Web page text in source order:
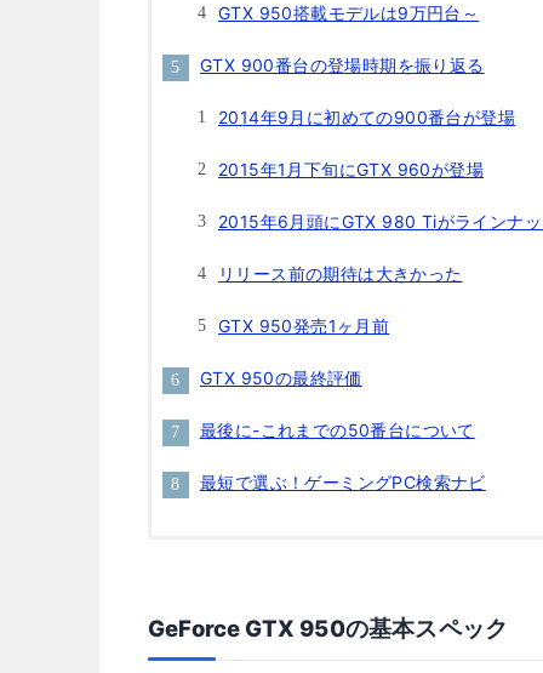
GTX 950搭載モデルは9万円台～
GTX 900番台の登場時期を振り返る
2014年9月に初めての900番台が登場
2015年1月下旬にGTX 960が登場
2015年6月頭にGTX 980 Tiがラインナ
リリース前の期待は大きかった
GTX 950発売1ヶ月前
GTX 950の最終評価
最後に-これまでの50番台について
最短で選ぶ！ゲーミングPC検索ナビ
GeForce GTX 950の基本スペック